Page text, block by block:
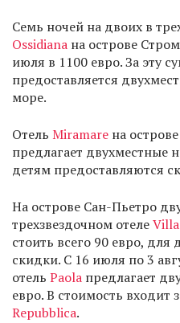
Семь ночей на двоих в
Ossidiana на острове
июля в 1100 евро. За эту
предоставляется
море.
Отель Miramare на
предлагает двухместные
детям предоставляются
На острове Сан-Пьетро
трехзвездочном отеле
стоить всего 90 евро, для
скидки. С 16 июля по 3
отель Paola предлагает
евро. В стоимость входит
Repubblica.